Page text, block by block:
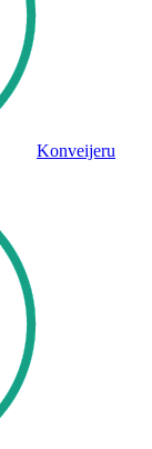
Konveijeru